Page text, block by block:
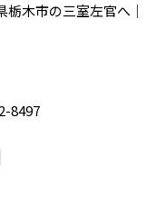
木市の三室左官へ｜
8497